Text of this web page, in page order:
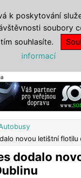
novou letištní flotilu
dodalo
k poskytování
soubory
souhlasíte.
informací